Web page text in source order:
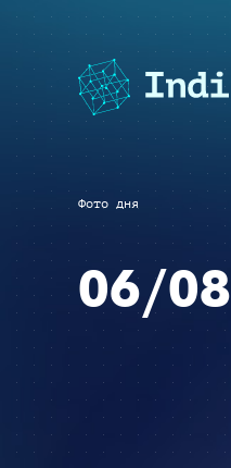
Фото дня
06/08